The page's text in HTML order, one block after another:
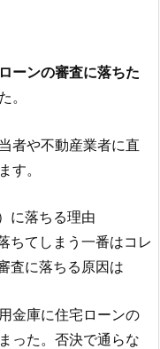
ーンの審査に落ちた
。
者や不動産業者に直
す。
に落ちる理由
ちてしまう一番はコレ
査に落ちる原因は
金庫に住宅ローンの
った。否決で通らな